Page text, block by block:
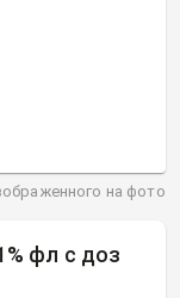
фл с доз
на фото